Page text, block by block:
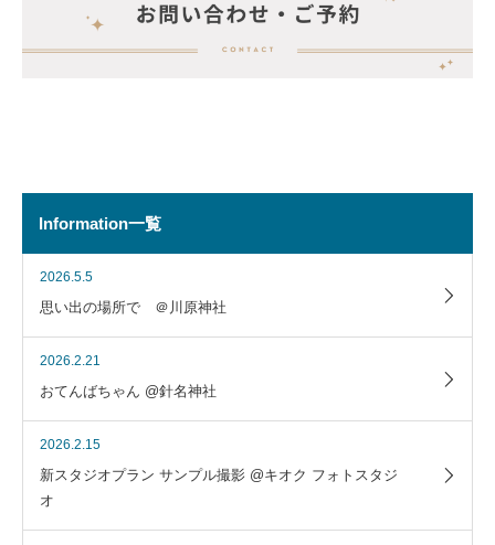
Information一覧
2026.5.5
思い出の場所で ＠川原神社
2026.2.21
おてんばちゃん @針名神社
2026.2.15
新スタジオプラン サンプル撮影 @キオク フォトスタジ
オ